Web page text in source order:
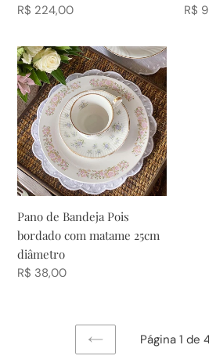
Preço
R$ 224,00 R$
Pano
de
Bandeja
Pois
bordado
com
matame
25cm
Pano de Bandeja Pois
bordado com matame 25cm
diâmetro
Preço
R$ 38,00
PÁGINA
Página 1 de